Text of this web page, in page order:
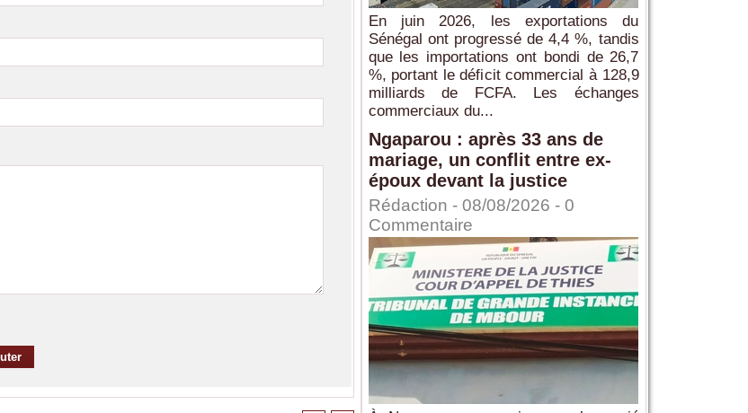
En juin 2026, les exportations du
Sénégal ont progressé de 4,4 %, tandis
que les importations ont bondi de 26,7
%, portant le déficit commercial à 128,9
milliards de FCFA. Les échanges
commerciaux du...
Ngaparou : après 33 ans de
mariage, un conflit entre ex-
époux devant la justice
Rédaction - 08/08/2026 - 0
Commentaire